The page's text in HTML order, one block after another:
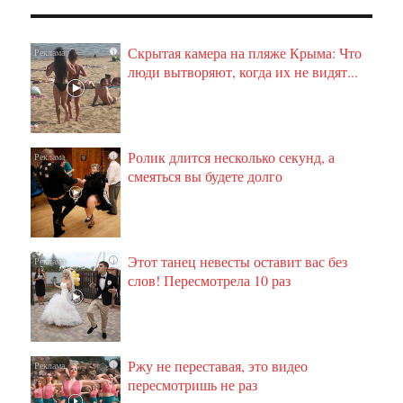
i
Скрытая камера на пляже Крыма: Что
люди вытворяют, когда их не видят...
i
Ролик длится несколько секунд, а
смеяться вы будете долго
i
Этот танец невесты оставит вас без
слов! Пересмотрела 10 раз
i
Ржу не переставая, это видео
пересмотришь не раз